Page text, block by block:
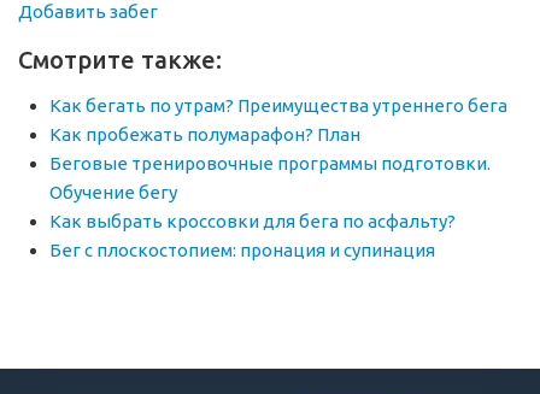
Добавить забег
Смотрите также:
Как бегать по утрам? Преимущества утреннего бега
Как пробежать полумарафон? План
Беговые тренировочные программы подготовки.
Обучение бегу
Как выбрать кроссовки для бега по асфальту?
Бег с плоскостопием: пронация и супинация